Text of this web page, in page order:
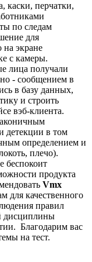
каски, перчатки,
по следам
для
на экране
с камеры.
лица получали
- сообщением в
в базу данных,
и строить
вэб-клиента.
детекции в том
определением и
плечо).
беспокоит
продукта
Vmx
для качественного
правил
дисциплины
Благодарим вас
на тест.